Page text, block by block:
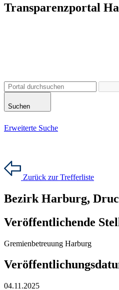
Transparenzportal
Suchen
Erweiterte Suche
Zurück zur Trefferliste
Bezirk Harburg,
Veröffentlichende
Gremienbetreuung Harburg
04.11.2025